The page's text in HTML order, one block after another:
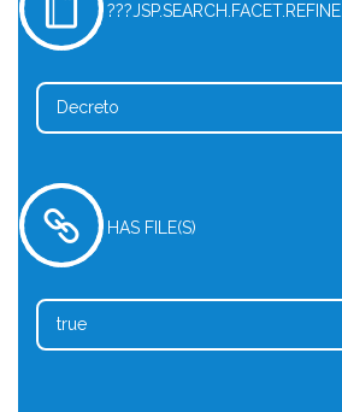
Decreto
HAS FILE(S)
true